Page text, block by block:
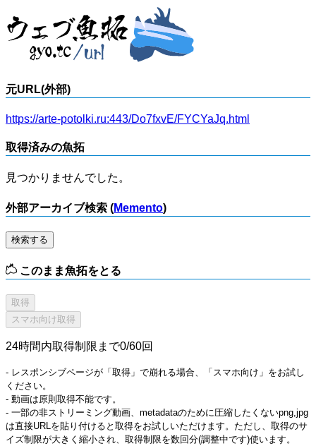
元URL(外部)
https://arte-potolki.ru:443/Do7fxvE/FYCYaJq.html
取得済みの魚拓
見つかりませんでした。
外部アーカイブ検索 (Memento)
検索する
このまま魚拓をとる
24時間内取得制限まで0/60回
- レスポンシブページが「取得」で崩れる場合、「スマホ向け」をお試し
ください。
- 動画は原則取得不能です。
- 一部の非ストリーミング動画、metadataのために圧縮したくないpng,jpg
は直接URLを貼り付けると取得をお試しいただけます。ただし、取得のサ
イズ制限が大きく縮小され、取得制限を数回分(調整中です)使います。